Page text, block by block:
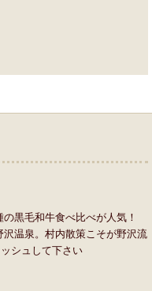
黒毛和牛食べ比べが人気！
温泉。村内散策こそが野沢流
シュして下さい